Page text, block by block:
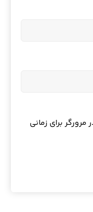
برای زمانی